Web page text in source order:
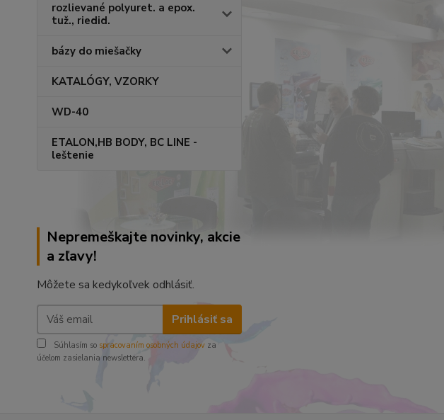
rozlievané polyuret. a epox.
tuž., riedid.
bázy do miešačky
KATALÓGY, VZORKY
WD-40
ETALON,HB BODY, BC LINE -
leštenie
Nepremeškajte novinky, akcie
a zľavy!
Môžete sa kedykoľvek odhlásiť.
Prihlásiť sa
Súhlasím so spracovaním osobných údajov za
účelom zasielania newslettera.